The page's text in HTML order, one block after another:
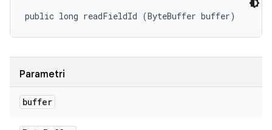
public long readFieldId (ByteBuffer buffer)
Parametri
buffer